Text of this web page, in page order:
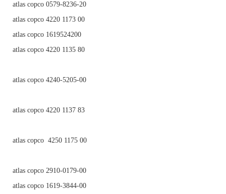
atlas copco 0579-8236-20
atlas copco 4220 1173 00
atlas copco 1619524200
atlas copco 4220 1135 80
atlas copco 4240-5205-00
atlas copco 4220 1137 83
atlas copco 4250 1175 00
atlas copco 2910-0179-00
atlas copco 1619-3844-00